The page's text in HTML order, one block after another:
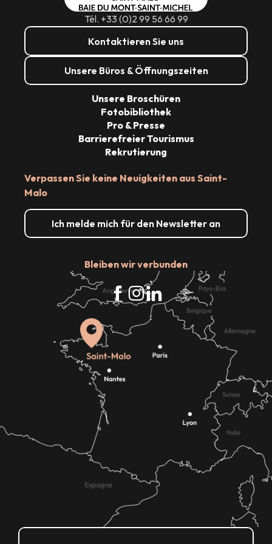
Tél. +33 (0)2 99 56 66 99
Kontaktieren Sie uns
Unsere Büros & Öffnungszeiten
Verpassen Sie keine Neuigkeiten aus Saint-
Malo
Ich melde mich für den Newsletter an
Bleiben wir verbunden
Unsere Broschüren
Fotobibliothek
Pro & Presse
Barrierefreier Tourismus
Rekrutierung